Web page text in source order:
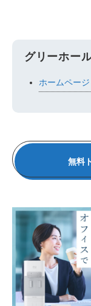
グリーホー
ホームページ
無料